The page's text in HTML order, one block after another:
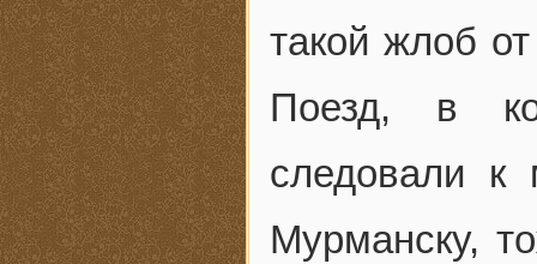
такой жлоб
Поезд, в
следовали к
Мурманску,